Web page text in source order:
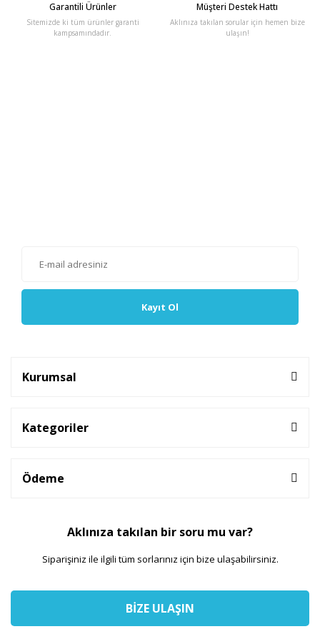
Garantili Ürünler
Sitemizde ki tüm ürünler garanti
kampsamındadır.
Müşteri Destek Hattı
Aklınıza takılan sorular için hemen bize
ulaşın!
Kayıt Ol
Kurumsal
Kategoriler
Ödeme
Aklınıza takılan bir soru mu var?
Siparişiniz ile ilgili tüm sorlarınız için bize ulaşabilirsiniz.
BİZE ULAŞIN